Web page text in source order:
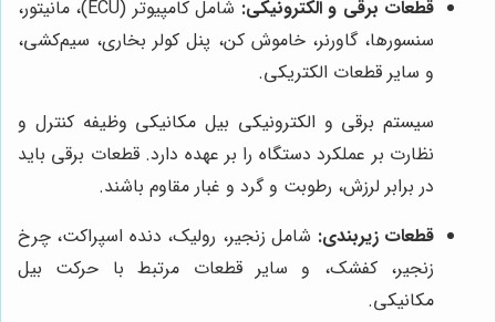
قطعات برقی و الکترونیکی:
شامل کامپیوتر (ECU)، مانیتور،
سنسورها، گاورنر، خاموش کن، پنل کولر بخاری، سیم‌کشی،
و سایر قطعات الکتریکی.
سیستم برقی و الکترونیکی بیل مکانیکی وظیفه کنترل و
نظارت بر عملکرد دستگاه را بر عهده دارد. قطعات برقی باید
در برابر لرزش، رطوبت و گرد و غبار مقاوم باشند.
قطعات زیربندی: شامل زنجیر، رولیک، دنده اسپراکت، چرخ
زنجیر، کفشک، و سایر قطعات مرتبط با حرکت بیل
مکانیکی.